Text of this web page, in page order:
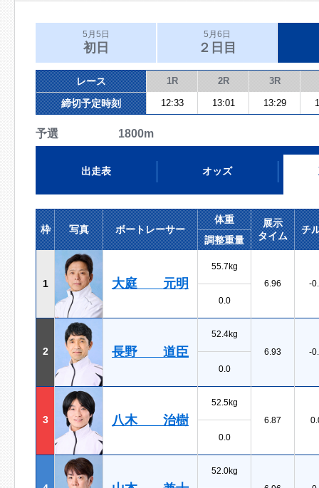
5月5日
初日
5月6日
２日目
レース 1R 2R 3R
締切予定時刻 12:33 13:01 13:29
予選 1800m
出走表 オッズ
枠 写真 ボートレーサー
体重
展示
タイム
チ
調整重量
1 大庭 元明
55.7kg
6.96
-
0.0
2 長野 道臣
52.4kg
6.93
-
0.0
3 八木 治樹
52.5kg
6.87
0.0
52.0kg